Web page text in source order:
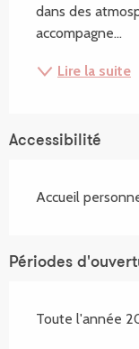
dans des
accompagne...
Lire la suite
Accessibilité
Accueil
Périodes
Toute l'année